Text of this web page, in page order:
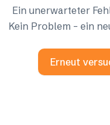
Ein unerwarteter
Kein Problem – ein
Erneut